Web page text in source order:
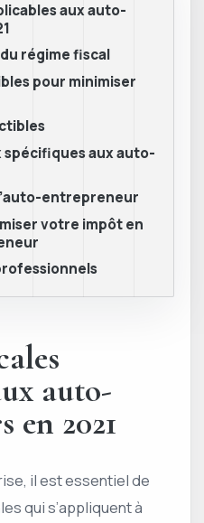
aux auto-
régime fiscal
pour minimiser
spécifiques aux auto-
entrepreneur
votre impôt en
auto-
en 2021
il est essentiel de
qui s’appliquent à